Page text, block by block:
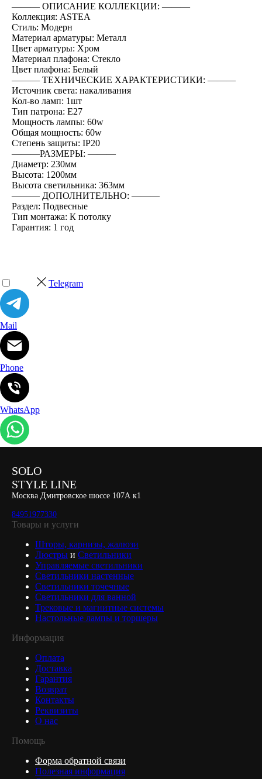
――― ОПИСАНИЕ КОЛЛЕКЦИИ: ―――
Коллекция: ASTEA
Стиль: Модерн
Материал арматуры: Металл
Цвет арматуры: Хром
Материал плафона: Стекло
Цвет плафона: Белый
――― ТЕХНИЧЕСКИЕ ХАРАКТЕРИСТИКИ: ―――
Источник света: накаливания
Кол-во ламп: 1шт
Тип патрона: E27
Мощность лампы: 60w
Общая мощность: 60w
Степень защиты: IP20
―――РАЗМЕРЫ: ―――
Диаметр: 230мм
Высота: 1200мм
Высота светильника: 363мм
――― ДОПОЛНИТЕЛЬНО: ―――
Раздел: Подвесные
Тип монтажа: К потолку
Гарантия: 1 год
Telegram
Mail
Phone
WhatsApp
SOLO
STYLE LINE
Москва Дмитровское шоссе 107А к1
84951977330
Товары и услуги
Шторы, карнизы, жалюзи
Люстры и Светильники
Управляемые светильники
Светильники настенные
Светильники точечные
Светильники для ванной
Трековые и магнитные системы
Настольные лампы и торшеры
Информация
Оплата
Доставка
Гарантия
Возврат
Контакты
Реквизиты
О нас
Помощь
Форма обратной связи
Полезная информация